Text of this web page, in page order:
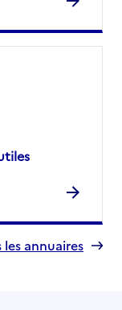
les annuaires